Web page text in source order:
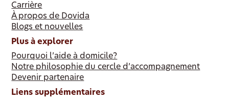
Carrière
À propos de Dovida
Blogs et nouvelles
Plus à explorer
Pourquoi l’aide à domicile?
Notre philosophie du cercle d’accompagnement
Devenir partenaire
Liens supplémentaires